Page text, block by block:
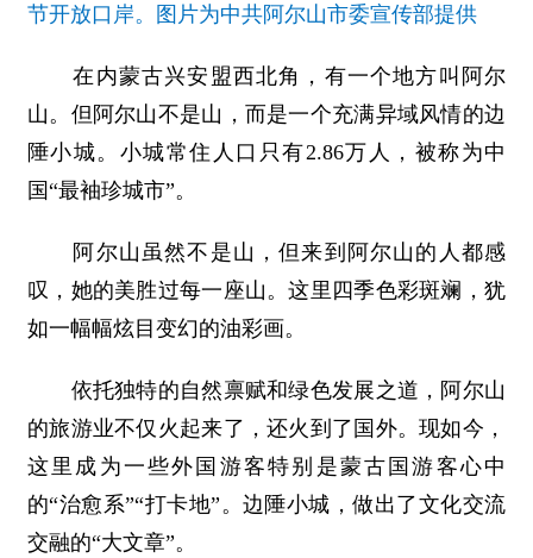
节开放口岸。图片为中共阿尔山市委宣传部提供
在内蒙古兴安盟西北角，有一个地方叫阿尔
山。但阿尔山不是山，而是一个充满异域风情的边
陲小城。小城常住人口只有2.86万人，被称为中
国“最袖珍城市”。
阿尔山虽然不是山，但来到阿尔山的人都感
叹，她的美胜过每一座山。这里四季色彩斑斓，犹
如一幅幅炫目变幻的油彩画。
依托独特的自然禀赋和绿色发展之道，阿尔山
的旅游业不仅火起来了，还火到了国外。现如今，
这里成为一些外国游客特别是蒙古国游客心中
的“治愈系”“打卡地”。边陲小城，做出了文化交流
交融的“大文章”。